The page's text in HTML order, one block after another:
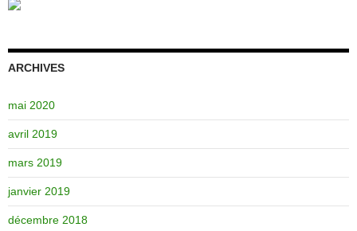
ARCHIVES
mai 2020
avril 2019
mars 2019
janvier 2019
décembre 2018